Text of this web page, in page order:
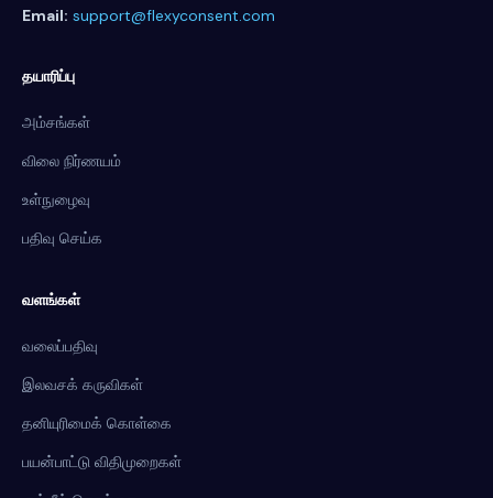
Email: support@flexyconsent.com
தயாரிப்பு
அம்சங்கள்
விலை நிர்ணயம்
உள்நுழைவு
பதிவு செய்க
வளங்கள்
வலைப்பதிவு
இலவசக் கருவிகள்
தனியுரிமைக் கொள்கை
பயன்பாட்டு விதிமுறைகள்